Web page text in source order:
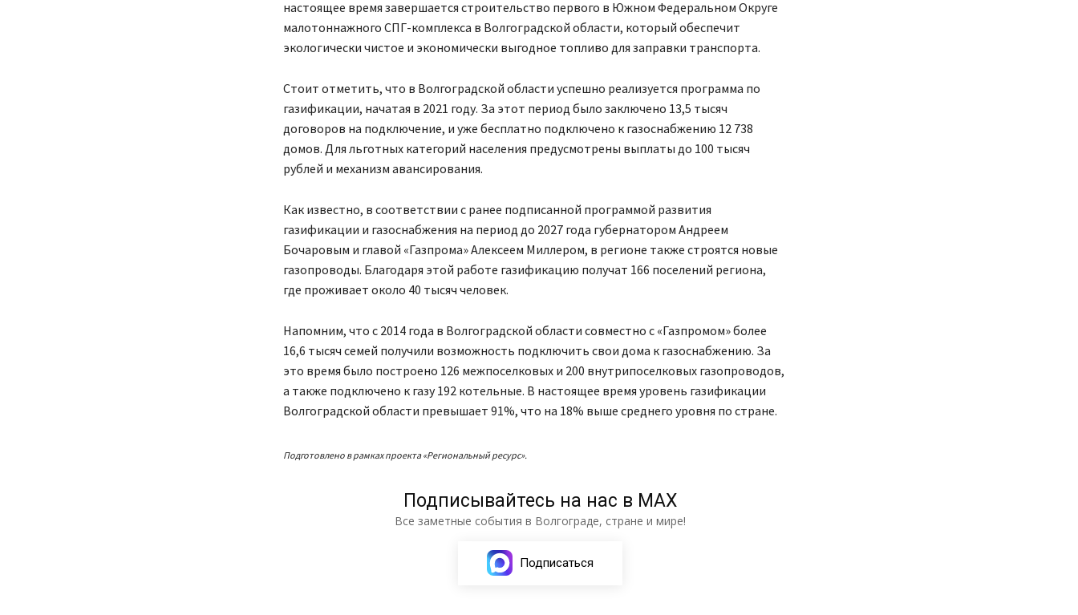
настоящее время завершается строительство первого в Южном Федеральном Округе
малотоннажного СПГ-комплекса в Волгоградской области, который обеспечит
экологически чистое и экономически выгодное топливо для заправки транспорта.
Стоит отметить, что в Волгоградской области успешно реализуется программа по
газификации, начатая в 2021 году. За этот период было заключено 13,5 тысяч
договоров на подключение, и уже бесплатно подключено к газоснабжению 12 738
домов. Для льготных категорий населения предусмотрены выплаты до 100 тысяч
рублей и механизм авансирования.
Как известно, в соответствии с ранее подписанной программой развития
газификации и газоснабжения на период до 2027 года губернатором Андреем
Бочаровым и главой «Газпрома» Алексеем Миллером, в регионе также строятся новые
газопроводы. Благодаря этой работе газификацию получат 166 поселений региона,
где проживает около 40 тысяч человек.
Напомним, что с 2014 года в Волгоградской области совместно с «Газпромом» более
16,6 тысяч семей получили возможность подключить свои дома к газоснабжению. За
это время было построено 126 межпоселковых и 200 внутрипоселковых газопроводов,
а также подключено к газу 192 котельные. В настоящее время уровень газификации
Волгоградской области превышает 91%, что на 18% выше среднего уровня по стране.
Подготовлено в рамках проекта «Региональный ресурс».
Подписывайтесь на нас в МАХ
Все заметные события в Волгограде, стране и мире!
Подписаться